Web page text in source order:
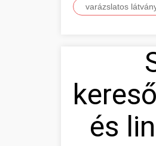
varázslatos
és